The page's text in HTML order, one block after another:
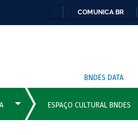
COMUNICA BR
BNDES DATA